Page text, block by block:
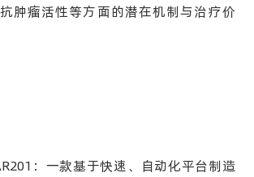
肿瘤活性等方面的潜在机制与治疗价
：一款基于快速、自动化平台制造